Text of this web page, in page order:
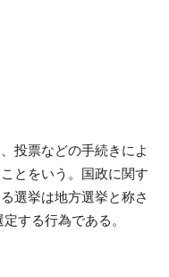
投票などの手続きによ
とをいう。国政に関す
選挙は地方選挙と称さ
する行為である。